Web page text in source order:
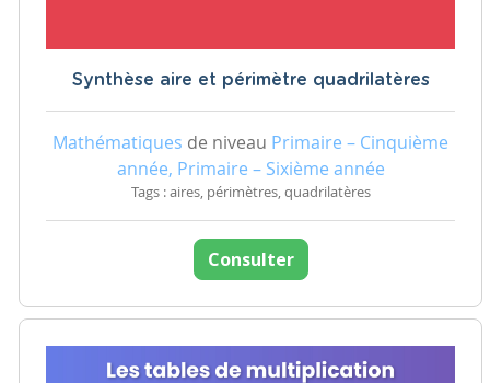
Synthèse aire et périmètre quadrilatères
Mathématiques de niveau Primaire – Cinquième
année, Primaire – Sixième année
Tags : aires, périmètres, quadrilatères
Consulter